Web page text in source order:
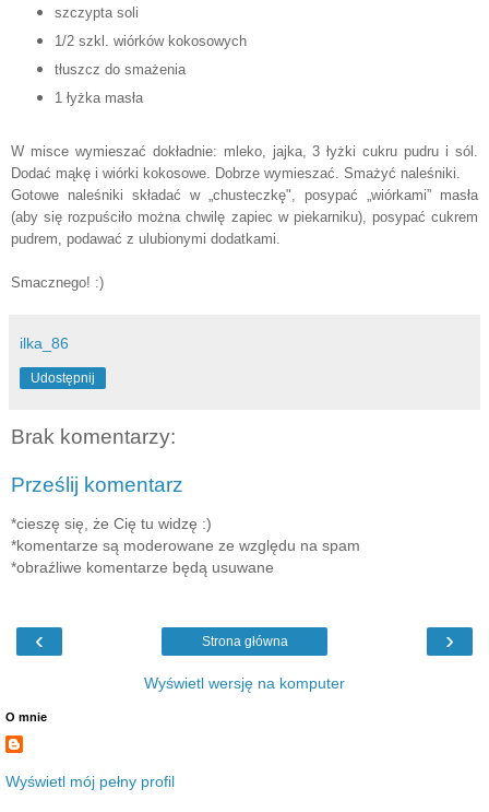
szczypta soli
1/2 szkl. wiórków kokosowych
tłuszcz do smażenia
1 łyżka masła
W misce wymieszać dokładnie: mleko, jajka, 3 łyżki cukru pudru i sól.
Dodać mąkę i wiórki kokosowe. Dobrze wymieszać. Smażyć naleśniki.
Gotowe naleśniki składać w „chusteczkę", posypać „wiórkami” masła
(aby się rozpuściło można chwilę zapiec w piekarniku), posypać cukrem
pudrem, podawać z ulubionymi dodatkami.
Smacznego! :)
ilka_86
Udostępnij
Brak komentarzy:
Prześlij komentarz
*cieszę się, że Cię tu widzę :)
*komentarze są moderowane ze względu na spam
*obraźliwe komentarze będą usuwane
‹ ›
Strona główna
Wyświetl wersję na komputer
O mnie
Wyświetl mój pełny profil